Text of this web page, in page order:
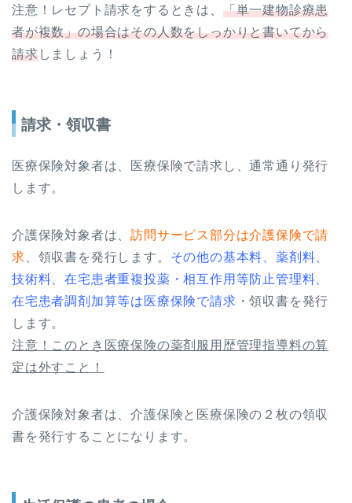
注意！レセプト請求をするときは、 「単一建物診療患
者が複数」の場合はその人数をしっかりと書いてから
請求しましょう！
請求・領収書
医療保険対象者は、医療保険で請求し、通常通り発行
します。
介護保険対象者は、訪問サービス部分は介護保険で請
求 、領収書を発行します。 その他の基本料、薬剤料、
技術料、在宅患者重複投薬・相互作用等防止管理料、
在宅患者調剤加算等は医療保険で請求 ・領収書を発行
します。
注意！このとき医療保険の薬剤服用歴管理指導料の算
定は外すこと！
介護保険対象者は、介護保険と医療保険の２枚の領収
書を発行することになります。